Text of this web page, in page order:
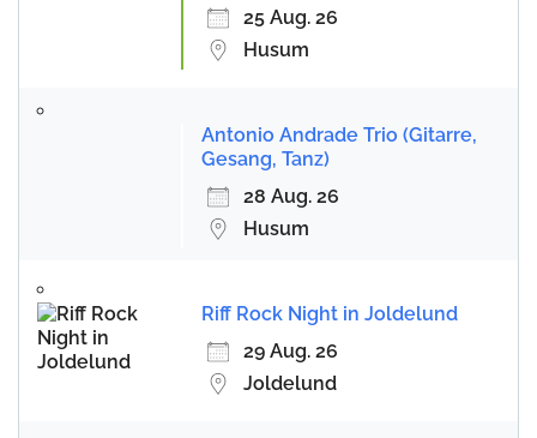
25 Aug. 26
Husum
Antonio Andrade Trio (Gitarre,
Gesang, Tanz)
28 Aug. 26
Husum
Riff Rock Night in Joldelund
29 Aug. 26
Joldelund